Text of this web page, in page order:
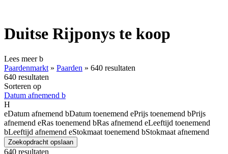
Duitse Rijponys te koop
Lees meerb
Paardenmarkt » Paarden » 640 resultaten
640 resultaten
Sorteren op
Datum afnemend b
H
eDatum afnemend bDatum toenemend ePrijs toenemend bPrijs
afnemend eRas toenemend bRas afnemend eLeeftijd toenemend
bLeeftijd afnemend eStokmaat toenemend bStokmaat afnemend
Zoekopdracht opslaan
640 resultaten